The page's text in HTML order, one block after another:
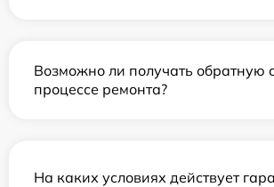
Возможно ли получать обратную
процессе ремонта?
На каких условиях действует